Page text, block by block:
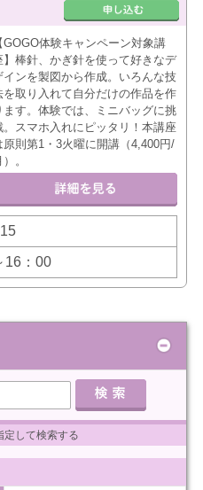
GOGO体験キャンペーン対象講
】棒針、かぎ針を使って好きなデ
インを製図から作成。いろんな技
を取り入れて自分だけの作品を作
ます。体験では、ミニバッグに挑
。スマホ入れにピッタリ！本講座
原則第1・3火曜に開講（4,400円/
）。
16：00
定して検索する